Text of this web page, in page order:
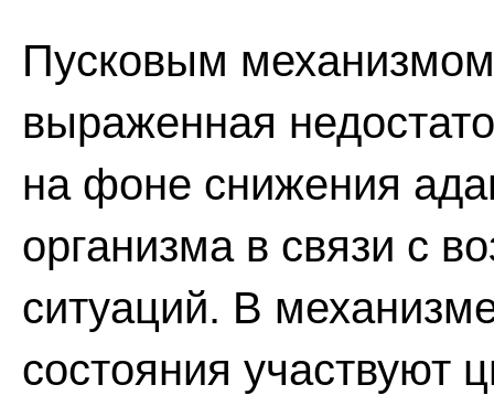
Пусковым механизмом
выраженная
на фоне снижения
организма в связи с
ситуаций. В
состояния участвуют